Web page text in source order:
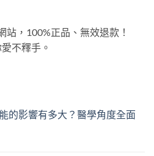
，100%正品、無效退款！
不釋手。
的影響有多大？醫學角度全面